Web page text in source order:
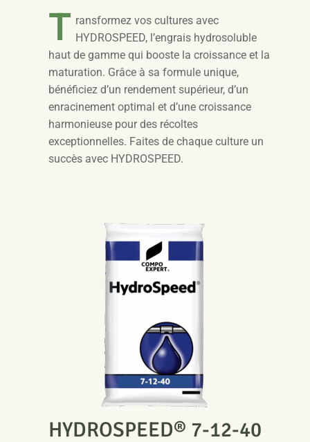
T ransformez vos cultures avec
HYDROSPEED, l’engrais hydrosoluble
haut de gamme qui booste la croissance et la
maturation. Grâce à sa formule unique,
bénéficiez d’un rendement supérieur, d’un
enracinement optimal et d’une croissance
harmonieuse pour des récoltes
exceptionnelles. Faites de chaque culture un
succès avec HYDROSPEED.
HYDROSPEED® 7-12-40​